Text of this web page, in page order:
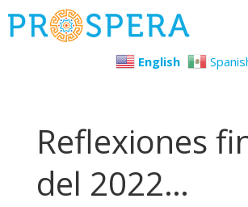
English
Reflexiones
del 2022…